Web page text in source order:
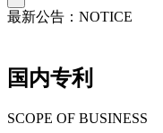
最新公告： NOTICE
国内专利
SCOPE OF BUSINESS